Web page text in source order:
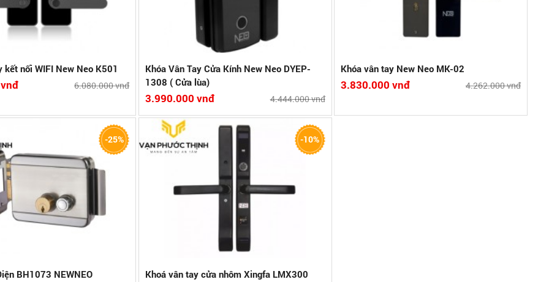
kết nối WIFI New Neo K501
6.080.000 vnđ
tiết So sánh
Khóa Vân Tay Cửa Kính New Neo DYEP-
1308 ( Cửa lùa)
4.444.000 vnđ
3.990.000 vnđ
Xem chi tiết
Khóa vân tay New Neo MK-02
4.262.000 vnđ
3.830.000 vnđ
BH1073 NEWNEO
-25%
tay, mã số, thẻ từ và chìa cơ
40*60mm
tiết So sánh
Khoá vân tay cửa nhôm Xingfa LMX300
-10%